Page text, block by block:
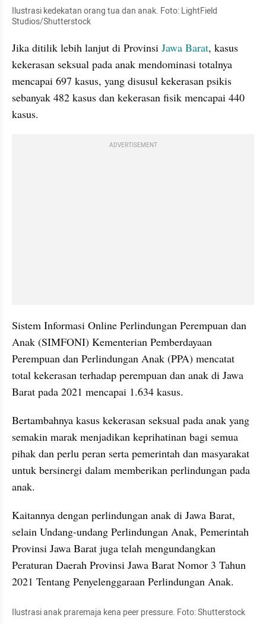
Ilustrasi kedekatan orang tua dan anak. Foto: LightField
Studios/Shutterstock
Jika ditilik lebih lanjut di Provinsi Jawa Barat, kasus
kekerasan seksual pada anak mendominasi totalnya
mencapai 697 kasus, yang disusul kekerasan psikis
sebanyak 482 kasus dan kekerasan fisik mencapai 440
kasus.
ADVERTISEMENT
Sistem Informasi Online Perlindungan Perempuan dan
Anak (SIMFONI) Kementerian Pemberdayaan
Perempuan dan Perlindungan Anak (PPA) mencatat
total kekerasan terhadap perempuan dan anak di Jawa
Barat pada 2021 mencapai 1.634 kasus.
Bertambahnya kasus kekerasan seksual pada anak yang
semakin marak menjadikan keprihatinan bagi semua
pihak dan perlu peran serta pemerintah dan masyarakat
untuk bersinergi dalam memberikan perlindungan pada
anak.
Kaitannya dengan perlindungan anak di Jawa Barat,
selain Undang-undang Perlindungan Anak, Pemerintah
Provinsi Jawa Barat juga telah mengundangkan
Peraturan Daerah Provinsi Jawa Barat Nomor 3 Tahun
2021 Tentang Penyelenggaraan Perlindungan Anak.
Ilustrasi anak praremaja kena peer pressure. Foto: Shutterstock